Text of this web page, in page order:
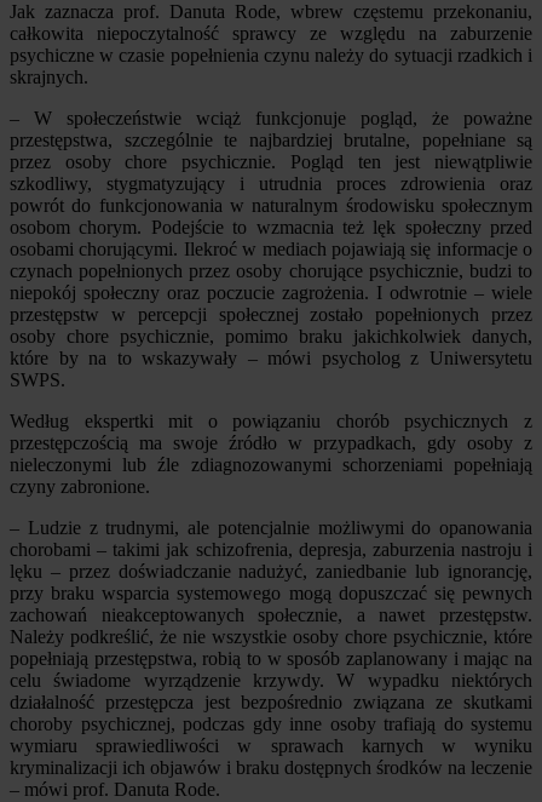
Jak zaznacza prof. Danuta Rode, wbrew częstemu przekonaniu,
całkowita niepoczytalność sprawcy ze względu na zaburzenie
psychiczne w czasie popełnienia czynu należy do sytuacji rzadkich i
skrajnych.
– W społeczeństwie wciąż funkcjonuje pogląd, że poważne
przestępstwa, szczególnie te najbardziej brutalne, popełniane są
przez osoby chore psychicznie. Pogląd ten jest niewątpliwie
szkodliwy, stygmatyzujący i utrudnia proces zdrowienia oraz
powrót do funkcjonowania w naturalnym środowisku społecznym
osobom chorym. Podejście to wzmacnia też lęk społeczny przed
osobami chorującymi. Ilekroć w mediach pojawiają się informacje o
czynach popełnionych przez osoby chorujące psychicznie, budzi to
niepokój społeczny oraz poczucie zagrożenia. I odwrotnie – wiele
przestępstw w percepcji społecznej zostało popełnionych przez
osoby chore psychicznie, pomimo braku jakichkolwiek danych,
które by na to wskazywały – mówi psycholog z Uniwersytetu
SWPS.
Według ekspertki mit o powiązaniu chorób psychicznych z
przestępczością ma swoje źródło w przypadkach, gdy osoby z
nieleczonymi lub źle zdiagnozowanymi schorzeniami popełniają
czyny zabronione.
– Ludzie z trudnymi, ale potencjalnie możliwymi do opanowania
chorobami – takimi jak schizofrenia, depresja, zaburzenia nastroju i
lęku – przez doświadczanie nadużyć, zaniedbanie lub ignorancję,
przy braku wsparcia systemowego mogą dopuszczać się pewnych
zachowań nieakceptowanych społecznie, a nawet przestępstw.
Należy podkreślić, że nie wszystkie osoby chore psychicznie, które
popełniają przestępstwa, robią to w sposób zaplanowany i mając na
celu świadome wyrządzenie krzywdy. W wypadku niektórych
działalność przestępcza jest bezpośrednio związana ze skutkami
choroby psychicznej, podczas gdy inne osoby trafiają do systemu
wymiaru sprawiedliwości w sprawach karnych w wyniku
kryminalizacji ich objawów i braku dostępnych środków na leczenie
– mówi prof. Danuta Rode.